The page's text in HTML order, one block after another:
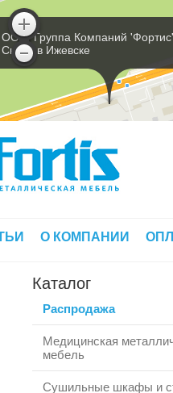
ООО 'Группа Компаний
Склад в Ижевске
О КОМПАНИИ
Каталог
Распродажа
Медицинская
мебель
Сушильные шкафы и